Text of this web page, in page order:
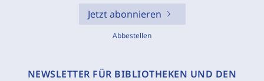
Jetzt abonnieren
Abbestellen
NEWSLETTER FÜR BIBLIOTHEKEN UND DEN